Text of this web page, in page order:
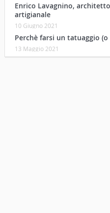
Enrico Lavagnino,
artigianale
10 Giugno 2021
Perchè farsi un tatuaggio
13 Maggio 2021